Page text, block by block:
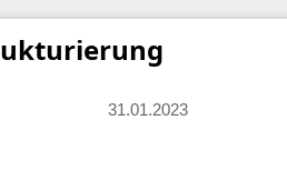
31.01.2023